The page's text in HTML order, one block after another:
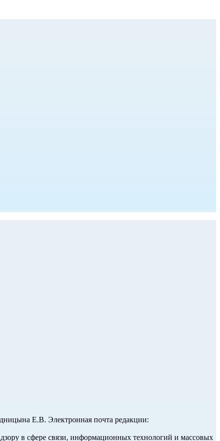
Е.В. Электронная почта редакции:
в сфере связи, информационных технологий и массовых